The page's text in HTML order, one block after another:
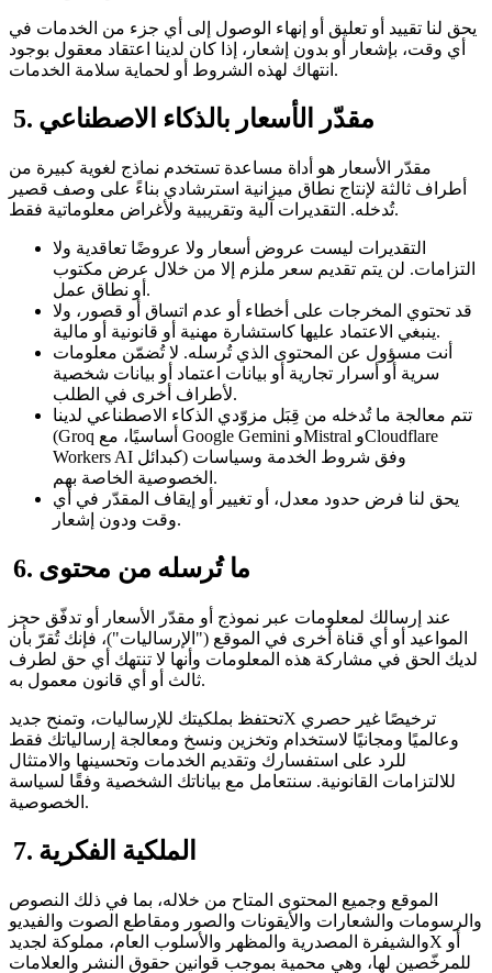
يحق لنا تقييد أو تعليق أو إنهاء الوصول إلى أي جزء من الخدمات في
أي وقت، بإشعار أو بدون إشعار، إذا كان لدينا اعتقاد معقول بوجود
انتهاك لهذه الشروط أو لحماية سلامة الخدمات.
5. مقدّر الأسعار بالذكاء الاصطناعي
مقدّر الأسعار هو أداة مساعدة تستخدم نماذج لغوية كبيرة من
أطراف ثالثة لإنتاج نطاق ميزانية استرشادي بناءً على وصف قصير
تُدخله. التقديرات آلية وتقريبية ولأغراض معلوماتية فقط.
التقديرات ليست عروض أسعار ولا عروضًا تعاقدية ولا
التزامات. لن يتم تقديم سعر ملزم إلا من خلال عرض مكتوب
أو نطاق عمل.
قد تحتوي المخرجات على أخطاء أو عدم اتساق أو قصور، ولا
ينبغي الاعتماد عليها كاستشارة مهنية أو قانونية أو مالية.
أنت مسؤول عن المحتوى الذي تُرسله. لا تُضمّن معلومات
سرية أو أسرار تجارية أو بيانات اعتماد أو بيانات شخصية
لأطراف أخرى في الطلب.
تتم معالجة ما تُدخله من قِبَل مزوّدي الذكاء الاصطناعي لدينا
(Groq أساسيًا، مع Google Gemini وMistral وCloudflare
Workers AI كبدائل) وفق شروط الخدمة وسياسات
الخصوصية الخاصة بهم.
يحق لنا فرض حدود معدل، أو تغيير أو إيقاف المقدّر في أي
وقت ودون إشعار.
6. ما تُرسله من محتوى
عند إرسالك لمعلومات عبر نموذج أو مقدّر الأسعار أو تدفّق حجز
المواعيد أو أي قناة أخرى في الموقع ("الإرساليات")، فإنك تُقرّ بأن
لديك الحق في مشاركة هذه المعلومات وأنها لا تنتهك أي حق لطرف
ثالث أو أي قانون معمول به.
تحتفظ بملكيتك للإرساليات، وتمنح جديدX ترخيصًا غير حصري
وعالميًا ومجانيًا لاستخدام وتخزين ونسخ ومعالجة إرسالياتك فقط
للرد على استفسارك وتقديم الخدمات وتحسينها والامتثال
للالتزامات القانونية. سنتعامل مع بياناتك الشخصية وفقًا لسياسة
الخصوصية.
7. الملكية الفكرية
الموقع وجميع المحتوى المتاح من خلاله، بما في ذلك النصوص
والرسومات والشعارات والأيقونات والصور ومقاطع الصوت والفيديو
والشيفرة المصدرية والمظهر والأسلوب العام، مملوكة لجديدX أو
للمرخّصين لها، وهي محمية بموجب قوانين حقوق النشر والعلامات